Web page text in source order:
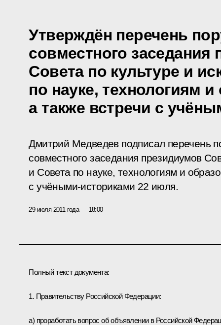
Утверждён перечень
совместного заседания
Совета по культуре и
по науке, технологиям
а также встречи с
Дмитрий Медведев подписал перечень
совместногозаседания президиумов
и Совета по науке, технологиям и
с учёными-историками 22 июля.
29 июля 2011 года 18:00
Полный текст документа:
1. Правительству Российской Федерации:
а) проработать вопрос об объявлении в Российской